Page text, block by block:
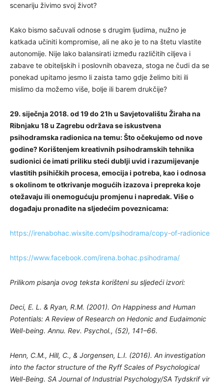
scenariju živimo svoj život?
Kako bismo sačuvali odnose s drugim ljudima, nužno je
katkada učiniti kompromise, ali ne ako je to na štetu vlastite
autonomije. Nije lako balansirati između različitih ciljeva i
zabave te obiteljskih i poslovnih obaveza, stoga ne čudi da se
ponekad upitamo jesmo li zaista tamo gdje želimo biti ili
mislimo da možemo više, bolje ili barem drukčije?
29. siječnja 2018. od 19 do 21h u Savjetovalištu Žiraha na
Ribnjaku 18 u Zagrebu održava se iskustvena
psihodramska radionica na temu: Što očekujemo od nove
godine? Korištenjem kreativnih psihodramskih tehnika
sudionici će imati priliku steći dublji uvid i razumijevanje
vlastitih psihičkih procesa, emocija i potreba, kao i odnosa
s okolinom te otkrivanje mogućih izazova i prepreka koje
otežavaju ili onemogućuju promjenu i napredak. Više o
događaju pronađite na sljedećim poveznicama:
https://irenabohac.wixsite.com/psihodrama/copy-of-radionice
https://www.facebook.com/irena.bohac.psihodrama/
Prilikom pisanja ovog teksta korišteni su sljedeći izvori:
Deci, E. L. & Ryan, R.M. (2001). On Happiness and Human
Potentials: A Review of Research on Hedonic and Eudaimonic
Well-being. Annu. Rev. Psychol., (52), 141–66.
Henn, C.M., Hill, C., & Jorgensen, L.I. (2016). An investigation
into the factor structure of the Ryff Scales of Psychological
Well-Being. SA Journal of Industrial Psychology/SA Tydskrif vir